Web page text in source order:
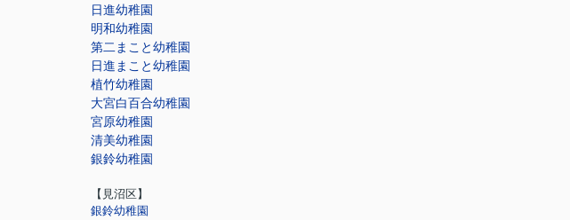
日進幼稚園
明和幼稚園
第二まこと幼稚園
日進まこと幼稚園
植竹幼稚園
大宮白百合幼稚園
宮原幼稚園
清美幼稚園
銀鈴幼稚園
【見沼区】
銀鈴幼稚園